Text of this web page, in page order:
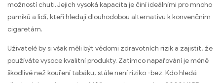
možností chuti. Jejich vysoká kapacita je činí ideálními pro mnoho
parníků a lidí, kteří hledají dlouhodobou alternativu k konvenčním
cigaretám.
Uživatelé by si však měli být vědomi zdravotních rizik a zajistit, že
používáte vysoce kvalitní produkty. Zatímco napařování je méně
škodlivé než kouření tabáku, stále není riziko -bez. Kdo hledá